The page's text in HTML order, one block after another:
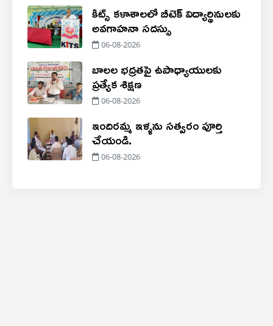
కిట్స్ కళాశాలలో బీటెక్ విద్యార్థినులకు
అవగాహనా సదస్సు
06-08-2026
బాలల భద్రతపై ఉపాధ్యాయులకు
ప్రత్యేక శిక్షణ
06-08-2026
ఇందిరమ్మ ఇళ్ళను సత్వరం పూర్తి
చేయండి.
06-08-2026